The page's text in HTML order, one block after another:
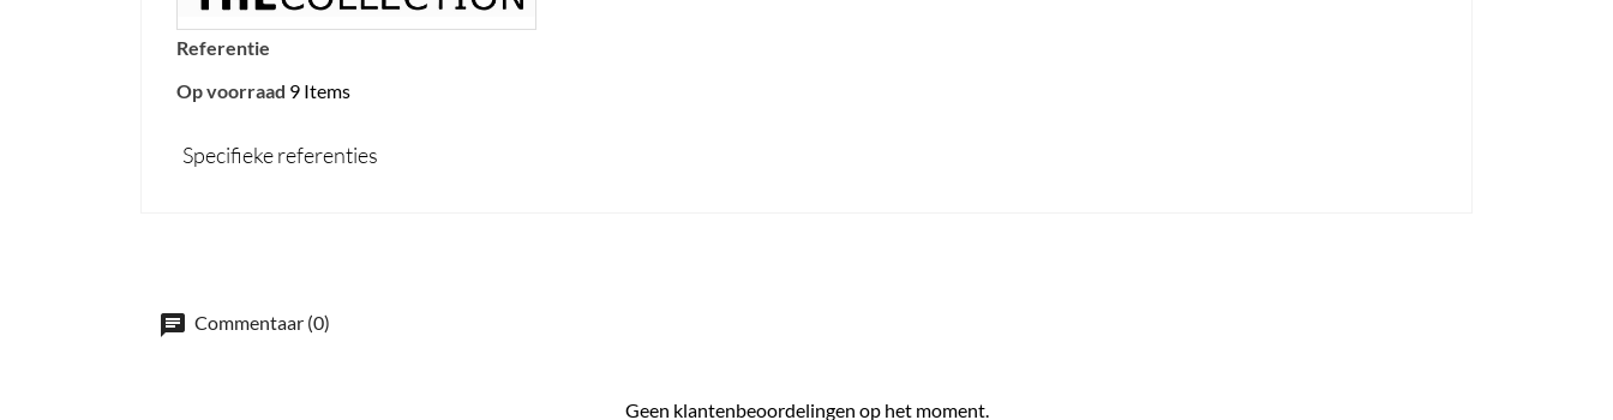
Referentie
Op voorraad 9 Items
Specifieke referenties
Commentaar (0)
Geen klantenbeoordelingen op het moment.